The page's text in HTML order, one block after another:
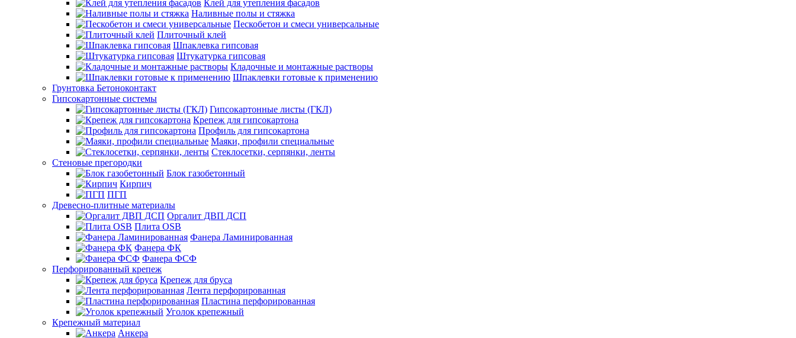
Клей для утепления фасадов
Наливные полы и стяжка
Пескобетон и смеси универсальные
Плиточный клей
Шпаклевка гипсовая
Штукатурка гипсовая
Кладочные и монтажные растворы
Шпаклевки готовые к применению
Грунтовка Бетоноконтакт
Гипсокартонные системы
Гипсокартонные листы (ГКЛ)
Крепеж для гипсокартона
Профиль для гипсокартона
Маяки, профили специальные
Стеклосетки, серпянки, ленты
Стеновые прегородки
Блок газобетонный
Кирпич
ПГП
Древесно-плитные материалы
Оргалит ДВП ДСП
Плита OSB
Фанера Ламинированная
Фанера ФК
Фанера ФСФ
Перфорированный крепеж
Крепеж для бруса
Лента перфорированная
Пластина перфорированная
Уголок крепежный
Крепежный материал
Анкера